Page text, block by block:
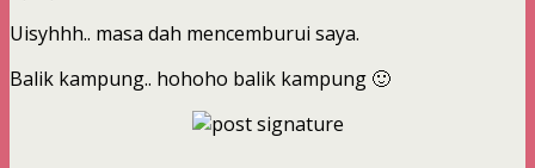
Uisyhhh.. masa dah mencemburui saya.
Balik kampung.. hohoho balik kampung 🙂